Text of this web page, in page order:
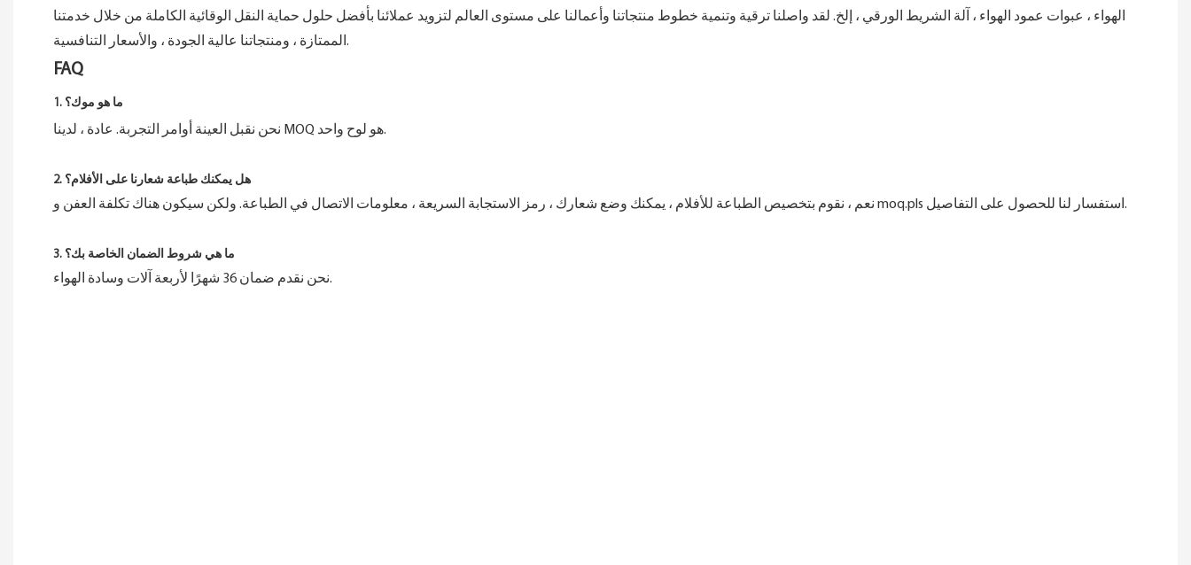
الهواء ، عبوات عمود الهواء ، آلة الشريط الورقي ، إلخ. لقد واصلنا ترقية وتنمية خطوط منتجاتنا وأعمالنا على مستوى العالم لتزويد عملائنا بأفضل حلول حماية النقل الوقائية الكاملة من خلال خدمتنا
الممتازة ، ومنتجاتنا عالية الجودة ، والأسعار التنافسية.
FAQ
1. ما هو موك؟
نحن نقبل العينة أوامر التجربة. عادة ، لدينا MOQ هو لوح واحد.
2. هل يمكنك طباعة شعارنا على الأفلام؟
نعم ، نقوم بتخصيص الطباعة للأفلام ، يمكنك وضع شعارك ، رمز الاستجابة السريعة ، معلومات الاتصال في الطباعة. ولكن سيكون هناك تكلفة العفن و moq.pls استفسار لنا للحصول على التفاصيل.
3. ما هي شروط الضمان الخاصة بك؟
نحن نقدم ضمان 36 شهرًا لأربعة آلات وسادة الهواء.